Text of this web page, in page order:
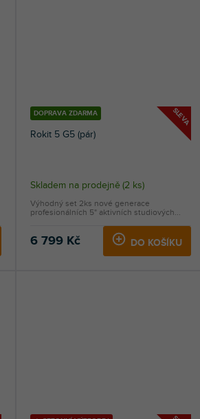
SLEVA
DOPRAVA ZDARMA
Rokit 5 G5 (pár)
Průměrné
produktu
5,0
Skladem na prodejně (2 ks)
6 799 Kč DO KOŠÍKU
Výhodný set 2ks nové generace
profesionálních 5" aktivních studiových...